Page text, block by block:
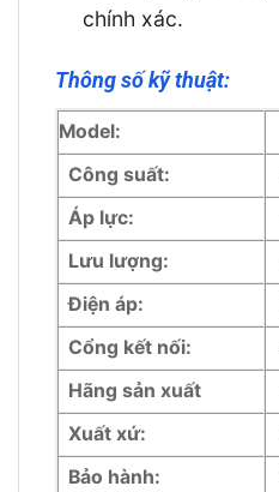
chính xác.
Thông số kỹ thuật:
Model:
Công suất:
Áp lực:
Lưu lượng:
Điện áp:
Cổng kết nối:
Hãng sản xuất
Xuất xứ:
Bảo hành: